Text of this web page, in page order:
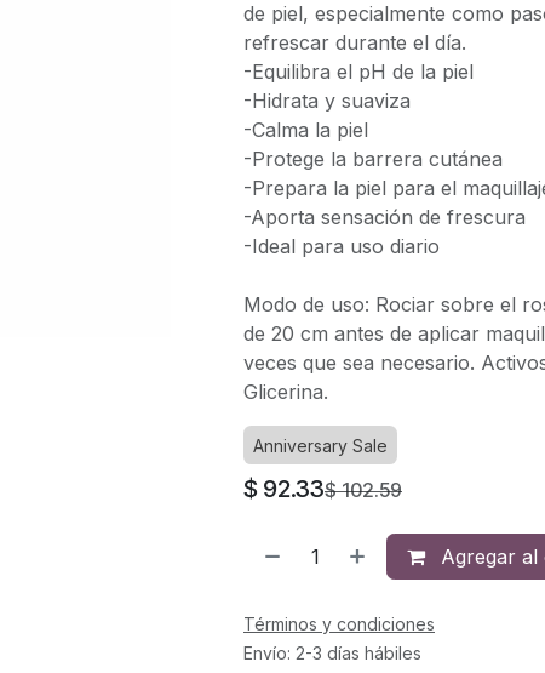
de piel, especialmente como
refrescar durante el día.
-Equilibra el pH de la piel
-Hidrata y suaviza
-Calma la piel
-Protege la barrera cutánea
-Prepara la piel para el
-Aporta sensación de frescura
-Ideal para uso diario
Modo de uso: Rociar sobre el
de 20 cm antes de aplicar
veces que sea necesario.
Glicerina.
Anniversary Sale
$ 92.33$102.59
Agregar al
Términos y condiciones
Envío: 2-3 días hábiles